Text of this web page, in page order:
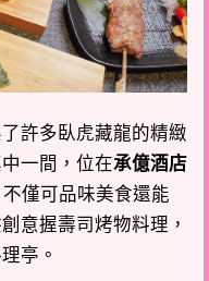
許多臥虎藏龍的精緻
一間，位在承億酒店
僅可品味美食還能
意握壽司烤物料理，
亭。